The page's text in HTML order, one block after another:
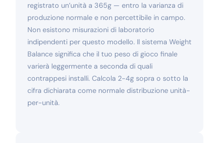
registrato un’unità a 365g — entro la varianza di
produzione normale e non percettibile in campo.
Non esistono misurazioni di laboratorio
indipendenti per questo modello. Il sistema Weight
Balance significa che il tuo peso di gioco finale
varierà leggermente a seconda di quali
contrappesi installi. Calcola 2-4g sopra o sotto la
cifra dichiarata come normale distribuzione unità-
per-unità.